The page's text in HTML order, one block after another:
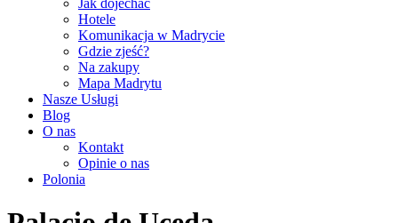
Jak dojechać
Hotele
Komunikacja w Madrycie
Gdzie zjeść?
Na zakupy
Mapa Madrytu
Nasze Usługi
Blog
O nas
Kontakt
Opinie o nas
Polonia